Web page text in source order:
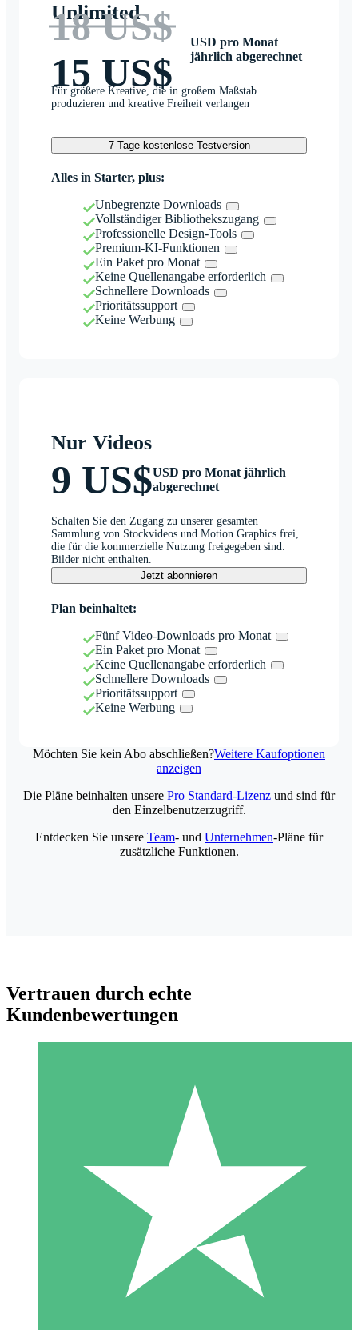
Unlimited
18 US$
15 US$
USD pro Monat
jährlich abgerechnet
Für größere Kreative, die in großem Maßstab
produzieren und kreative Freiheit verlangen
7-Tage kostenlose Testversion
Alles in Starter, plus:
Unbegrenzte Downloads
Vollständiger Bibliothekszugang
Professionelle Design-Tools
Premium-KI-Funktionen
Ein Paket pro Monat
Keine Quellenangabe erforderlich
Schnellere Downloads
Prioritätssupport
Keine Werbung
Nur Videos
9 US$USD pro Monat jährlich
abgerechnet
Schalten Sie den Zugang zu unserer gesamten
Sammlung von Stockvideos und Motion Graphics frei,
die für die kommerzielle Nutzung freigegeben sind.
Bilder nicht enthalten.
Jetzt abonnieren
Plan beinhaltet:
Fünf Video-Downloads pro Monat
Ein Paket pro Monat
Keine Quellenangabe erforderlich
Schnellere Downloads
Prioritätssupport
Keine Werbung
Möchten Sie kein Abo abschließen?Weitere Kaufoptionen
anzeigen
Individuelle Credit-Pakete
Zahlen Sie nach Bedarf mit Download-Credits. Keine
monatliche Verpflichtung erforderlich.
10 00
Die Pläne beinhalten unsere Pro Standard-Lizenz und sind für
den Einzelbenutzerzugriff.
Entdecken Sie unsere Team- und Unternehmen-Pläne für
zusätzliche Funktionen.
Vertrauen durch echte
Kundenbewertungen